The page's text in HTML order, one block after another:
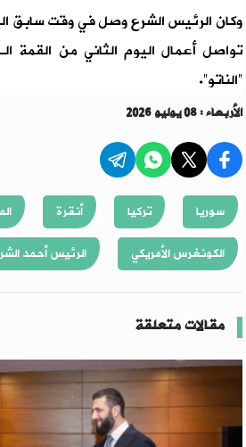
وكان الرئيس الشرع وصل في وقت سابق
“الناتو”.
الأربعاء : 08 يوليو 2026
سوريا تركيا أنقرة
الكونغرس الأمريكي
الرئيس أحمد
مقالات متعلقة